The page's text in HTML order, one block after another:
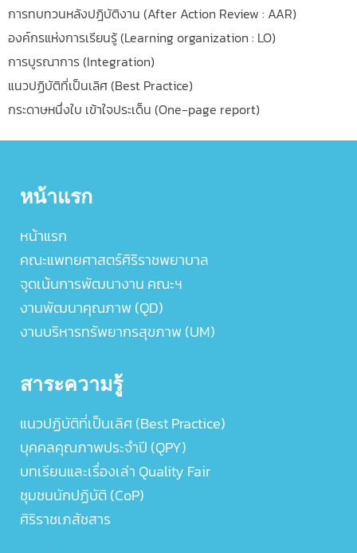
การทบทวนหลังปฎิบัติงาน (After Action Review : AAR)
องค์กรแห่งการเรียนรู้ (Learning organization : LO)
การบูรณาการ (Integration)
แนวปฏิบัติที่เป็นเลิศ (Best Practice)
กระดาษหนึ่งใบ เข้าใจประเด็น (One-page report)
หน้าแรก
หน้าแรก
คณะแพทยศาสตร์ศิริราชพยาบาล
จุดเน้นการพัฒนางาน คณะฯ
งานพัฒนาคุณภาพ (QD)
งานบริหารทรัพยากรสุขภาพ (UM)
สาระความรู้
แนวปฏิบัติที่เป็นเลิศ (Best Practice)
บุคคลคุณภาพประจำปี (QPY)
บทเรียนและเรื่องเล่า Quality Fair
ชุมชนนักปฏิบัติ (CoP)
ศิริราชเภสัชสาร